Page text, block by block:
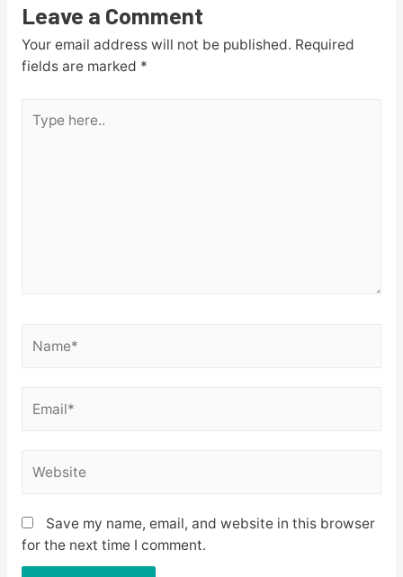
Leave a Comment
Your email address will not be published. Required
fields are marked *
here..
Save my name, email, and website in this browser
for the next time I comment.